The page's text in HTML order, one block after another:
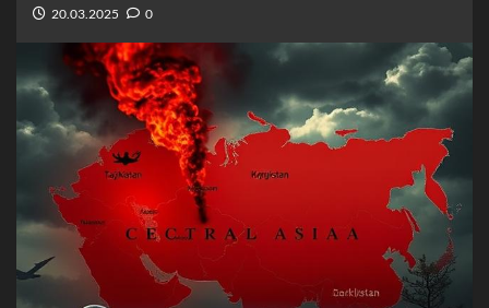
20.03.2025 0